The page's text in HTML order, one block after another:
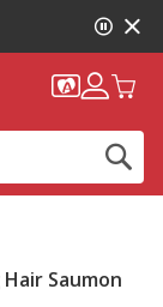
Saumon